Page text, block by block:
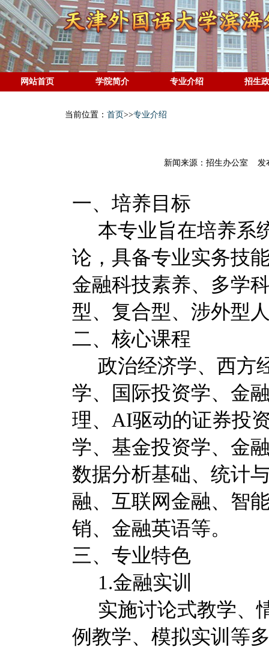
网站首页 学院简介 专业介绍 招生
当前位置： 首页>>专业介绍
新闻来源：招生办公室 发
一、 培养目标
本专业旨在培养系
论，具备专业实务技
金融科技素养、 多学
型、复合型、涉外型
二、核心课程
政治经济学、西方
学、国际投资学、金
理、 AI驱动的证券投
学、基金投资学、金
数据分析基础、统计
融、互联网金融、智
销、金融英语等。
三、专业特色
1.金融实训
实施讨论式教学、
例教学、模拟实训等